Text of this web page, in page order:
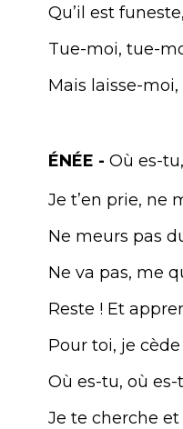
Qu’il est
Tue-moi, tue-
Mais laisse-
ÉNÉE - Où es-
Je t’en prie, ne
Ne meurs pas
Ne va pas, me
Reste ! Et
Pour toi, je
Où es-tu, où
Je te cherche